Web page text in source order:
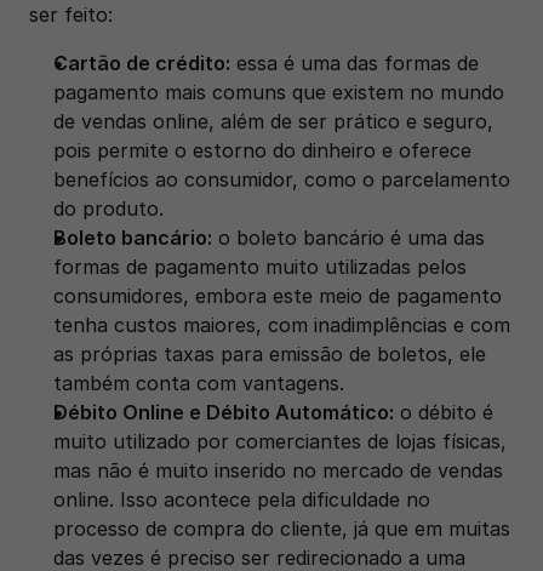
ser feito:
Cartão de crédito: essa é uma das formas de
pagamento mais comuns que existem no mundo
de vendas online, além de ser prático e seguro,
pois permite o estorno do dinheiro e oferece
benefícios ao consumidor, como o parcelamento
do produto.
Boleto bancário: o boleto bancário é uma das
formas de pagamento muito utilizadas pelos
consumidores, embora este meio de pagamento
tenha custos maiores, com inadimplências e com
as próprias taxas para emissão de boletos, ele
também conta com vantagens.
Débito Online e Débito Automático: o débito é
muito utilizado por comerciantes de lojas físicas,
mas não é muito inserido no mercado de vendas
online. Isso acontece pela dificuldade no
processo de compra do cliente, já que em muitas
das vezes é preciso ser redirecionado a uma